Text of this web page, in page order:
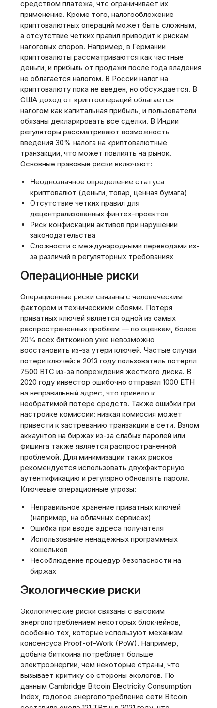
средством платежа, что ограничивает их
применение. Кроме того, налогообложение
криптовалютных операций может быть сложным,
а отсутствие четких правил приводит к рискам
налоговых споров. Например, в Германии
криптовалюты рассматриваются как частные
деньги, и прибыль от продажи после года владения
не облагается налогом. В России налог на
криптовалюту пока не введен, но обсуждается. В
США доход от криптоопераций облагается
налогом как капитальная прибыль, и пользователи
обязаны декларировать все сделки. В Индии
регуляторы рассматривают возможность
введения 30% налога на криптовалютные
транзакции, что может повлиять на рынок.
Основные правовые риски включают:
Неоднозначное определение статуса
криптовалют (деньги, товар, ценная бумага)
Отсутствие четких правил для
децентрализованных финтех-проектов
Риск конфискации активов при нарушении
законодательства
Сложности с международными переводами из-
за различий в регуляторных требованиях
Операционные риски
Операционные риски связаны с человеческим
фактором и техническими сбоями. Потеря
приватных ключей является одной из самых
распространенных проблем — по оценкам, более
20% всех биткоинов уже невозможно
восстановить из-за утери ключей. Частые случаи
потери ключей: в 2013 году пользователь потерял
7500 BTC из-за повреждения жесткого диска. В
2020 году инвестор ошибочно отправил 1000 ETH
на неправильный адрес, что привело к
необратимой потере средств. Также ошибки при
настройке комиссии: низкая комиссия может
привести к застреванию транзакции в сети. Взлом
аккаунтов на биржах из-за слабых паролей или
фишинга также является распространенной
проблемой. Для минимизации таких рисков
рекомендуется использовать двухфакторную
аутентификацию и регулярно обновлять пароли.
Ключевые операционные угрозы:
Неправильное хранение приватных ключей
(например, на облачных сервисах)
Ошибка при вводе адреса получателя
Использование ненадежных программных
кошельков
Несоблюдение процедур безопасности на
биржах
Экологические риски
Экологические риски связаны с высоким
энергопотреблением некоторых блокчейнов,
особенно тех, которые используют механизм
консенсуса Proof-of-Work (PoW). Например,
добыча биткоина потребляет больше
электроэнергии, чем некоторые страны, что
вызывает критику со стороны экологов. По
данным Cambridge Bitcoin Electricity Consumption
Index, годовое энергопотребление сети Bitcoin